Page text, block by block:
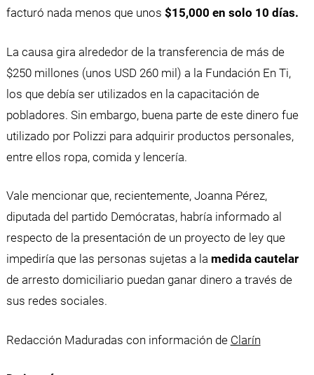
facturó nada menos que unos $15,000 en solo 10 días.
La causa gira alrededor de la transferencia de más de
$250 millones (unos USD 260 mil) a la Fundación En Ti,
los que debía ser utilizados en la capacitación de
pobladores. Sin embargo, buena parte de este dinero fue
utilizado por Polizzi para adquirir productos personales,
entre ellos ropa, comida y lencería.
Vale mencionar que, recientemente, Joanna Pérez,
diputada del partido Demócratas, habría informado al
respecto de la presentación de un proyecto de ley que
impediría que las personas sujetas a la medida cautelar
de arresto domiciliario puedan ganar dinero a través de
sus redes sociales.
Redacción Maduradas con información de Clarín